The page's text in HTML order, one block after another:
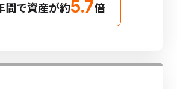
間で資産が約5.7倍